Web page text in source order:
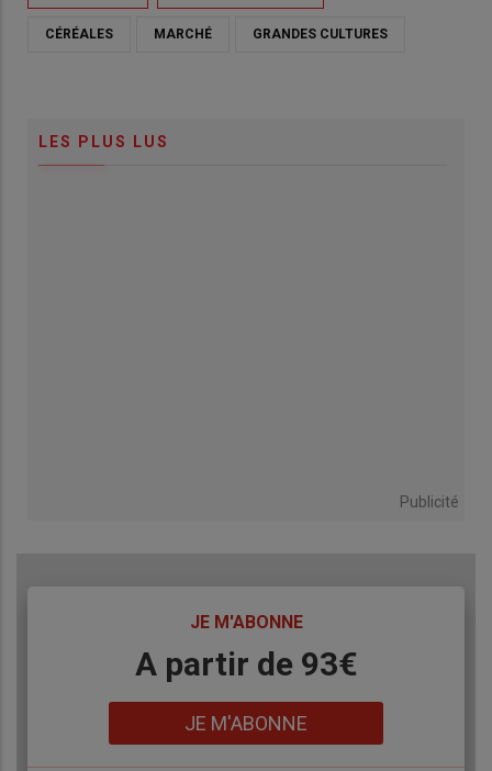
CÉRÉALES MARCHÉ GRANDES CULTURES
LES PLUS LUS
Publicité
JE M'ABONNE
A partir de 93€
JE M'ABONNE